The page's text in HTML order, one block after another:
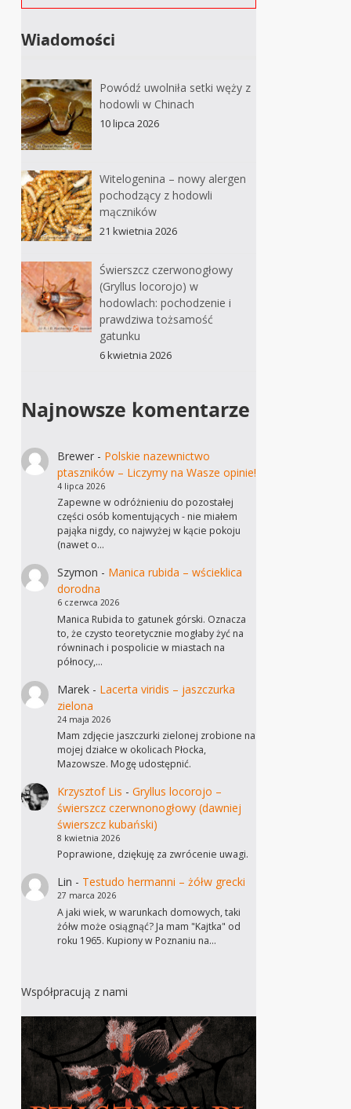
Wiadomości
Powódź uwolniła setki węży z
hodowli w Chinach
10 lipca 2026
Witelogenina – nowy alergen
pochodzący z hodowli
mączników
21 kwietnia 2026
Świerszcz czerwonogłowy
(Gryllus locorojo) w
hodowlach: pochodzenie i
prawdziwa tożsamość
gatunku
6 kwietnia 2026
Najnowsze komentarze
Brewer- Polskie nazewnictwo
ptaszników – Liczymy na Wasze opinie!
4 lipca 2026
Zapewne w odróżnieniu do pozostałej
części osób komentujących - nie miałem
pająka nigdy, co najwyżej w kącie pokoju
(nawet o…
Szymon - Manica rubida – wścieklica
dorodna
6 czerwca 2026
Manica Rubida to gatunek górski. Oznacza
to, że czysto teoretycznie mogłaby żyć na
równinach i pospolicie w miastach na
północy,…
Marek- Lacerta viridis – jaszczurka
zielona
24 maja 2026
Mam zdjęcie jaszczurki zielonej zrobione na
mojej działce w okolicach Płocka,
Mazowsze. Mogę udostępnić.
Krzysztof Lis - Gryllus locorojo –
świerszcz czerwnonogłowy (dawniej
świerszcz kubański)
8 kwietnia 2026
Poprawione, dziękuję za zwrócenie uwagi.
Lin - Testudo hermanni – żółw grecki
27 marca 2026
A jaki wiek, w warunkach domowych, taki
żółw może osiągnąć? Ja mam "Kajtka" od
roku 1965. Kupiony w Poznaniu na…
Współpracują z nami